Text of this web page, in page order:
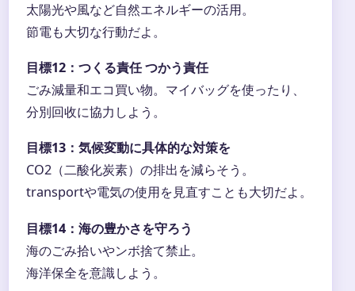
太陽光や風など自然エネルギーの活用。
節電も大切な行動だよ。
目標12：つくる責任 つかう責任
ごみ減量和エコ買い物。マイバッグを使ったり、
分別回收に協力しよう。
目標13：気候変動に具体的な対策を
CO2（二酸化炭素）の排出を減らそう。
transportや電気の使用を見直すことも大切だよ。
目標14：海の豊かさを守ろう
海のごみ拾いやンボ捨て禁止。
海洋保全を意識しよう。